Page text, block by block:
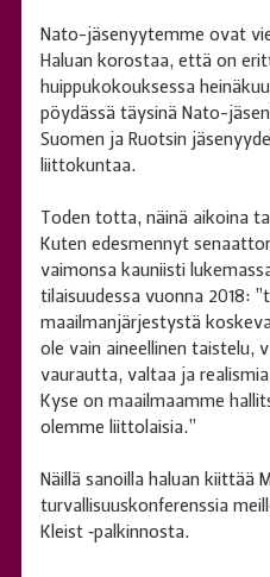
Nato-jäsenyytemme ovat
Haluan korostaa, että on
huippukokouksessa
pöydässä täysinä Nato-
Suomen ja Ruotsin
liittokuntaa.
Toden totta, näinä aikoina
Kuten edesmennyt
vaimonsa kauniisti
tilaisuudessa vuonna 2018:
maailmanjärjestystä
ole vain aineellinen taistelu,
vaurautta, valtaa ja
Kyse on maailmaamme
olemme liittolaisia.”
Näillä sanoilla haluan kiittää
turvallisuuskonferenssia
Kleist ‑palkinnosta.